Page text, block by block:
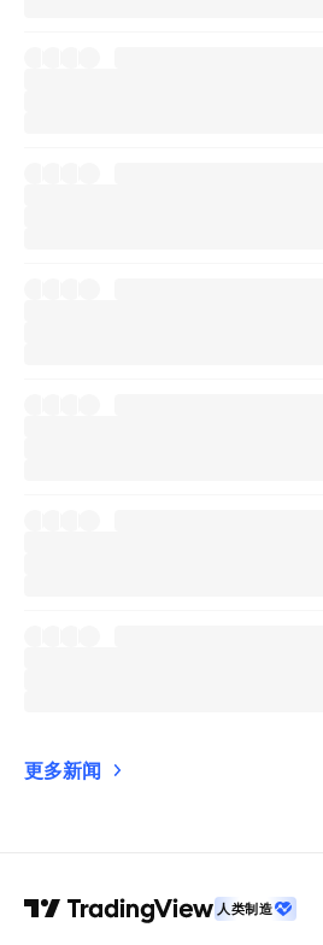
更多新闻
人类制造